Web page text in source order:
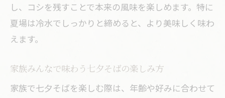
し、コシを残すことで本来の風味を楽しめます。特に
夏場は冷水でしっかりと締めると、より美味しく味わ
えます。
家族みんなで味わう七夕そばの楽しみ方
家族で七夕そばを楽しむ際は、年齢や好みに合わせて